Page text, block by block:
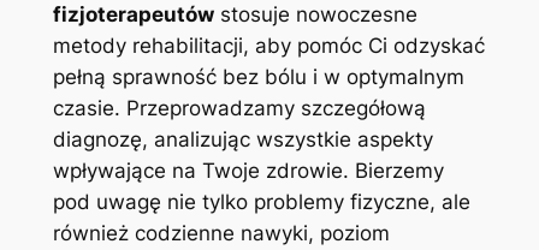
fizjoterapeutówstosuje nowoczesne
metody rehabilitacji, aby pomóc Ci odzyskać
pełną sprawność bez bólu i w optymalnym
czasie. Przeprowadzamy szczegółową
diagnozę, analizując wszystkie aspekty
wpływające na Twoje zdrowie. Bierzemy
pod uwagę nie tylko problemy fizyczne, ale
również codzienne nawyki, poziom